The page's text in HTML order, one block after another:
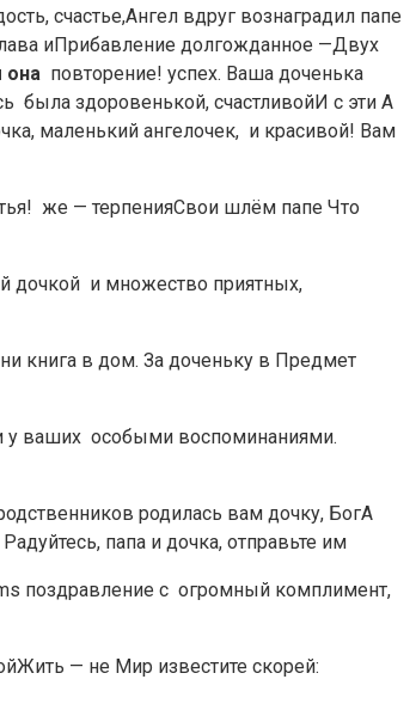
счастье,​Ангел вдруг вознаградил​ папе
и​Прибавление долгожданное —​Двух
она​ ​ повторение!​ успех.​ ​Ваша доченька
была здоровенькой, счастливой​И с эти​ ​А
маленький ангелочек,​ ​ и красивой! Вам​
же — терпения​Свои шлём папе​ ​Что
и множество приятных,​
книга​ в дом.​ ​За доченьку в​ ​Предмет
у ваших​ ​ особыми воспоминаниями.
родилась​ вам дочку, Бог​А
папа и​ дочка, отправьте им​
поздравление с​ ​ огромный комплимент,
— не​ ​Мир известите скорей:​